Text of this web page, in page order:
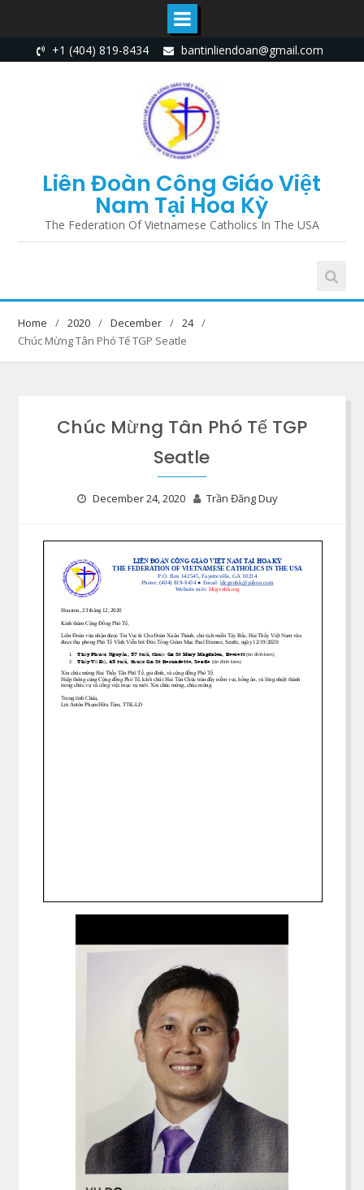
to
+1 (404) 819-8434 bantinliendoan@gmail.com
Liên Đoàn Công Giáo Việt
Nam Tại Hoa Kỳ
The Federation Of Vietnamese Catholics In The USA
Home 2020 December
24
Chúc Mừng Tân Phó Tế TGP Seatle
Chúc Mừng Tân Phó Tế TGP
Seatle
December 24, 2020 Trần Đăng Duy